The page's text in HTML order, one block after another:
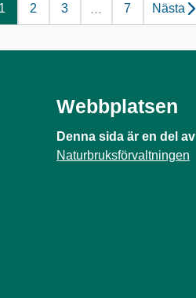
1 2 3 ... 7 Nästa
Webbplatsen
Denna sida är en del av
Naturbruksförvaltningen